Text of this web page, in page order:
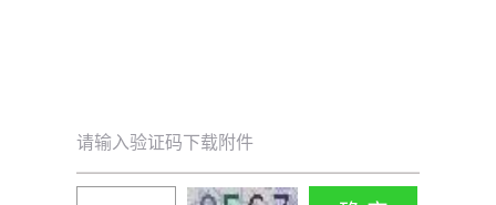
请输入验证码下载附件